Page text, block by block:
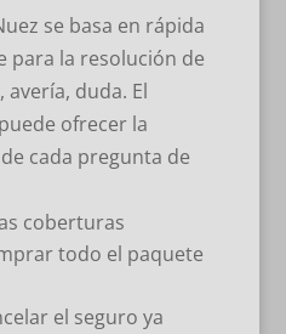
se basa en rápida
para la resolución de
duda. El
ofrecer la
cada pregunta de
coberturas
todo el paquete
el seguro ya